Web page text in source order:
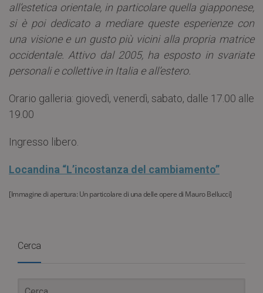
all’estetica orientale, in particolare quella giapponese,
si è poi dedicato a mediare queste esperienze con
una visione e un gusto più vicini alla propria matrice
occidentale. Attivo dal 2005, ha esposto in svariate
personali e collettive in Italia e all’estero.
Orario galleria: giovedì, venerdì, sabato, dalle 17.00 alle
19.00
Ingresso libero.
Locandina “L’incostanza del cambiamento”
[Immagine di apertura: Un particolare di una delle opere di Mauro Bellucci]
Cerca